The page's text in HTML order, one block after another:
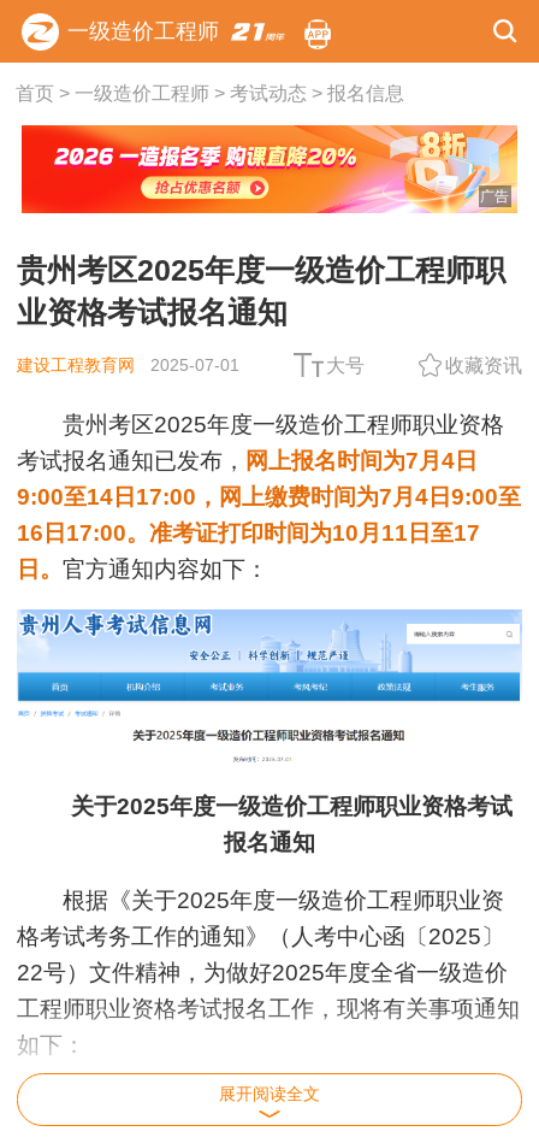
一级造价工程师
首页> 一级造价工程师> 考试动态 > 报名信息
广告
贵州考区2025年度一级造价工程师职
业资格考试报名通知
建设工程教育网 2025-07-01 大号 收藏资讯
贵州考区2025年度一级造价工程师职业资格
考试报名通知已发布， 网上报名时间为7月4日
9:00至14日17:00，网上缴费时间为7月4日9:00至
16日17:00。准考证打印时间为10月11日至17
日。官方通知内容如下：
关于2025年度一级造价工程师职业资格考试
报名通知
根据《关于2025年度一级造价工程师职业资
格考试考务工作的通知》（人考中心函〔2025〕
22号）文件精神，为做好2025年度全省一级造价
工程师职业资格考试报名工作，现将有关事项通知
如下：
一、报名条件、免试条件、报名要求
展开阅读全文